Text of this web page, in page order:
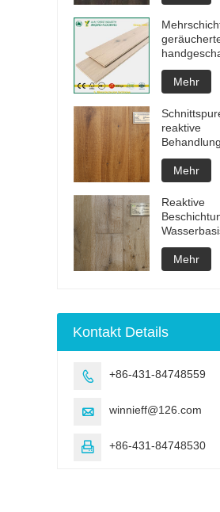
weiß geölte
Mehr
reaktive
Behandlung
unsichtbar
Fertigparkett
Mehr
Reaktive
Gebürsteter
Mehr
Kontakt Details
 +86-431-84748559
 winnieff@126.com
 +86-431-84748530